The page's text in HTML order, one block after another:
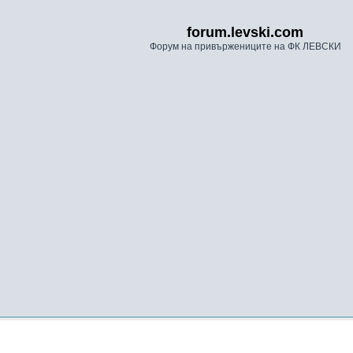
forum.levski.com
Форум на привържениците на ФК ЛЕВСКИ